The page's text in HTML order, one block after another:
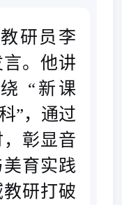
研员李
。他讲
“新课
”，通过
彰显音
育实践
研打破